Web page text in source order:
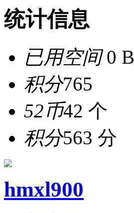
统计信息
已用空间0 B
积分765
52币42 个
积分563 分
hmxl900